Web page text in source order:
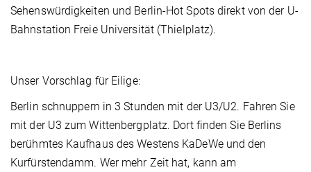
Sehenswürdigkeiten und Berlin-Hot Spots direkt von der U-
Bahnstation Freie Universität (Thielplatz).
Unser Vorschlag für Eilige:
Berlin schnuppern in 3 Stunden mit der U3/U2. Fahren Sie
mit der U3 zum Wittenbergplatz. Dort finden Sie Berlins
berühmtes Kaufhaus des Westens KaDeWe und den
Kurfürstendamm. Wer mehr Zeit hat, kann am